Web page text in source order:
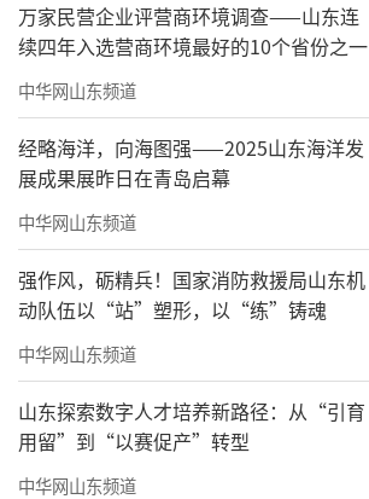
万家民营企业评营商环境调查——山东连
续四年入选营商环境最好的10个省份之一
中华网山东频道
经略海洋，向海图强——2025山东海洋发
展成果展昨日在青岛启幕
中华网山东频道
强作风，砺精兵！国家消防救援局山东机
动队伍以“站”塑形，以“练”铸魂
中华网山东频道
山东探索数字人才培养新路径：从“引育
用留”到“以赛促产”转型
中华网山东频道